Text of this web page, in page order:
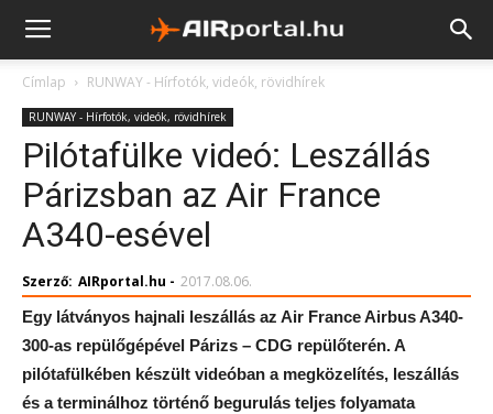
Címlap RUNWAY - Hírfotók, videók, rövidhírek
RUNWAY - Hírfotók, videók, rövidhírek
Pilótafülke videó: Leszállás
Párizsban az Air France
A340-esével
Szerző: AIRportal.hu - 2017.08.06.
Egy látványos hajnali leszállás az Air France Airbus A340-
300-as repülőgépével Párizs – CDG repülőterén. A
pilótafülkében készült videóban a megközelítés, leszállás
és a terminálhoz történő begurulás teljes folyamata